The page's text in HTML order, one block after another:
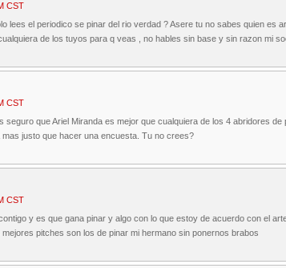
CST
lees el periodico se pinar del rio verdad ? Asere tu no sabes quien es
de los tuyos para q veas , no hables sin base y sin razon mi
CST
que Ariel Miranda es mejor que cualquiera de los 4 abridores
justo que hacer una encuesta. Tu no crees?
CST
y es que gana pinar y algo con lo que estoy de acuerdo con el
pitches son los de pinar mi hermano sin ponernos brabos